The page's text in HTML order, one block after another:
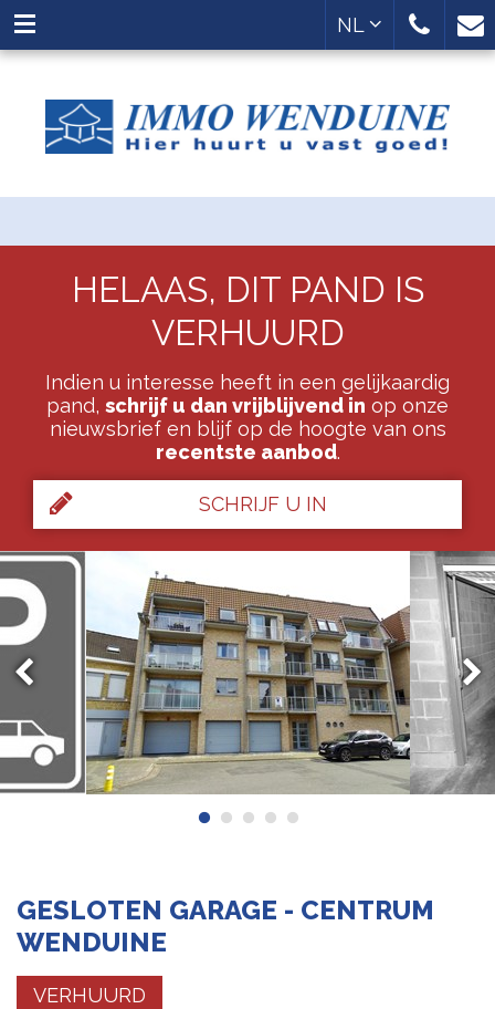
NL
HELAAS, DIT PAND IS
VERHUURD
Indien u interesse heeft in een gelijkaardig
pand, schrijf u dan vrijblijvend in op onze
nieuwsbrief en blijf op de hoogte van ons
recentste aanbod.
SCHRIJF U IN
GESLOTEN GARAGE - CENTRUM
WENDUINE
VERHUURD